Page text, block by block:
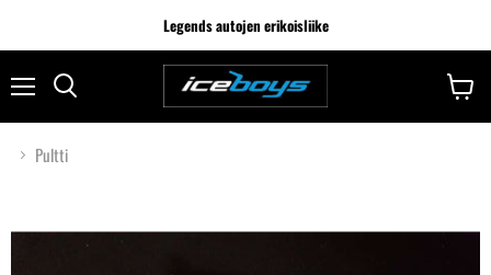
Legends autojen erikoisliike
Pultti